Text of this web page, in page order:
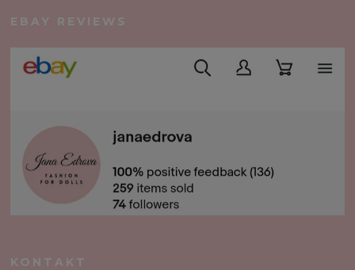
EBAY REVIEWS
KONTAKT